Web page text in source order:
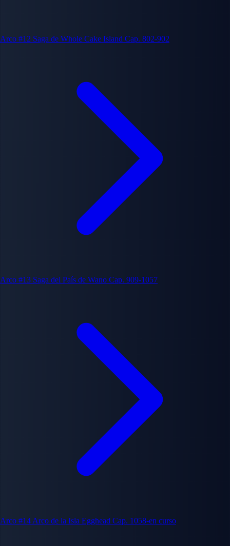
Arco #12 Saga de Whole Cake Island Cap. 802-902
Arco #13 Saga del País de Wano Cap. 909-1057
Arco #14 Arco de la Isla Egghead Cap. 1058-en curso